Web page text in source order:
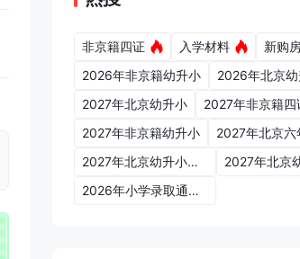
非京籍四证 入学材料
新购
2026年非京籍幼升小
2027年北京幼升小
2027年非京籍四
2027年非京籍幼升小
2027年北京幼升小六年一学位政策
2026年小学录取通知书